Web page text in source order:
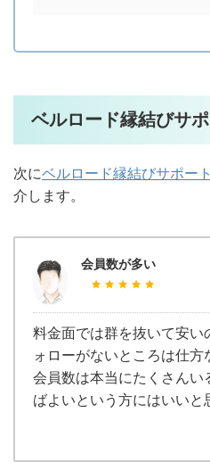
ベルロード縁結びサ
次にベルロード縁結びサポート
介します。
会員数が多い
料金面では群を抜いて安い
ォローがないところは仕方
会員数は本当にたくさん
ばよいという方にはいいと